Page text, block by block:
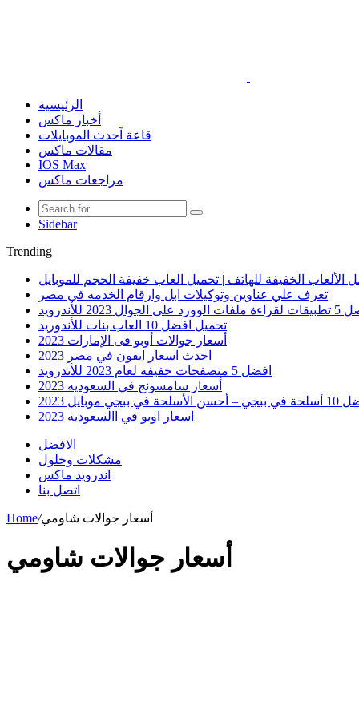
الرئيسية
أخبار ماكس
قاعة آحدث الموبايلات
مقالات ماكس
IOS Max
مراجعات ماكس
Sidebar
Trending
الألعاب الخفيفة للهاتف | تحميل العاب خفيفة الحجم للموبايل
تعرف علي عناوين وتوكيلات ابل وارقام الخدمه في مصر
على الجوال 2023 للأندرويد
تحميل افضل 10 العاب بنات للأندوريد
أسعار جوالات أوبو فى الإمارات 2023
احدث اسعار ايفون في مصر 2023
افضل 5 متصفحات خفيفه لعام 2023 للأندرويد
أسعار سامسونج في السعوديه 2023
الأسلحة في ببجي موبايل 2023
اسعار اوبو في االسعوديه 2023
الافضل
مشكلات وحلول
اندرويد ماكس
اتصل بنا
Home/أسعار جوالات شاومي
أسعار جوالات شاومي